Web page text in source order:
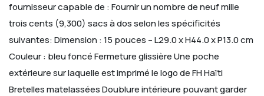
fournisseur capable de :Fournir un nombre de neuf mille
trois cents (9,300) sacs à dos selon les spécificités
suivantes:Dimension : 15 pouces – L29.0 x H44.0 x P13.0 cm
Couleur : bleu foncéFermeture glissièreUne poche
extérieure sur laquelle est imprimé le logo de FH Haïti
Bretelles matelasséesDoublure intérieure pouvant garder